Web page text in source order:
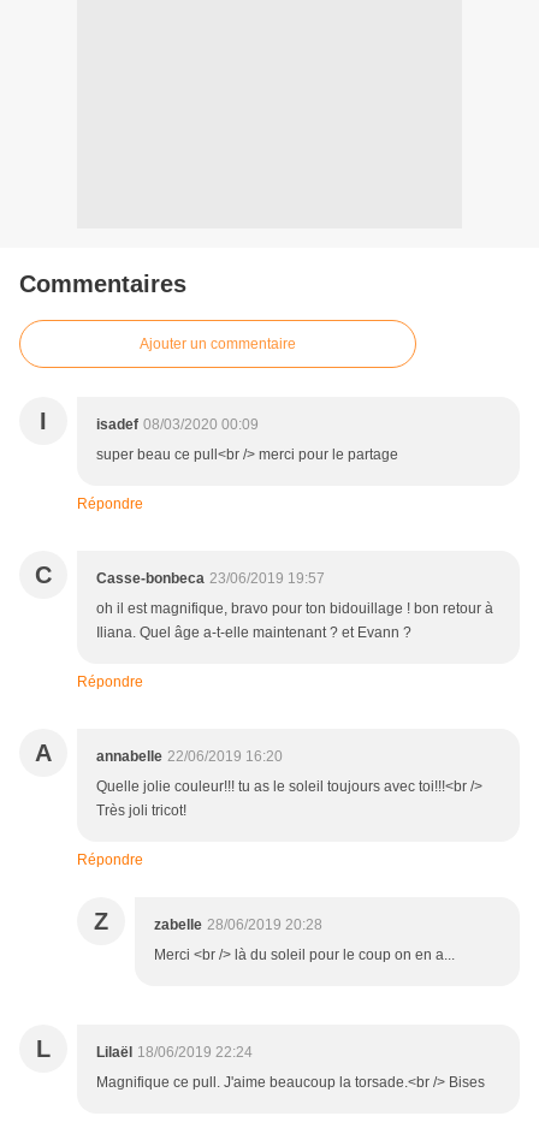
Commentaires
Ajouter un commentaire
I isadef 08/03/2020 00:09
super beau ce pull<br /> merci pour le partage
Répondre
C Casse-bonbeca 23/06/2019 19:57
oh il est magnifique, bravo pour ton bidouillage ! bon retour à
Iliana. Quel âge a-t-elle maintenant ? et Evann ?
Répondre
A annabelle 22/06/2019 16:20
Quelle jolie couleur!!! tu as le soleil toujours avec toi!!!<br />
Très joli tricot!
Répondre
Z zabelle 28/06/2019 20:28
Merci <br /> là du soleil pour le coup on en a...
L Lilaël 18/06/2019 22:24
Magnifique ce pull. J'aime beaucoup la torsade.<br /> Bises